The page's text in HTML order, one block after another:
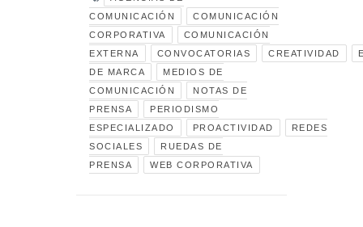
COMUNICACIÓN
COMUNICACIÓN
CORPORATIVA
COMUNICACIÓN
EXTERNA
CONVOCATORIAS CREATIVIDAD
DE MARCA
MEDIOS DE
COMUNICACIÓN
NOTAS DE
PRENSA
PERIODISMO
ESPECIALIZADO
PROACTIVIDAD
REDES
SOCIALES
RUEDAS DE
PRENSA
WEB CORPORATIVA